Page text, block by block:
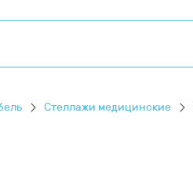
Стеллажи медицинские